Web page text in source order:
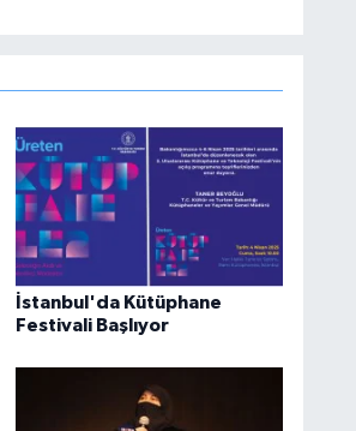
İstanbul'da Kütüphane
Festivali Başlıyor